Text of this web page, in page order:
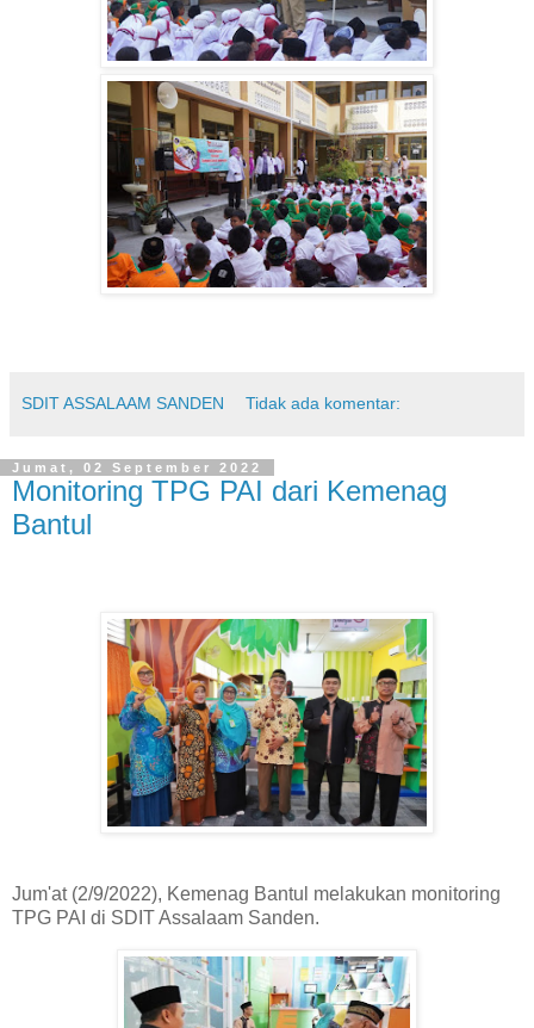
SDIT ASSALAAM SANDEN Tidak ada komentar:
Jumat, 02 September 2022
Monitoring TPG PAI dari Kemenag
Bantul
Jum'at (2/9/2022), Kemenag Bantul melakukan monitoring
TPG PAI di SDIT Assalaam Sanden.